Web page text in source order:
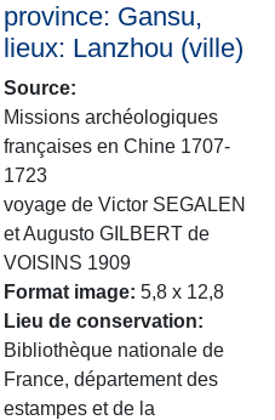
province: Gansu,
lieux: Lanzhou (ville)
Source
Missions archéologiques
françaises en Chine 1707-
1723
voyage de Victor SEGALEN
et Augusto GILBERT de
VOISINS 1909
Format image 5,8 x 12,8
Lieu de conservation
Bibliothèque nationale de
France, département des
estampes et de la